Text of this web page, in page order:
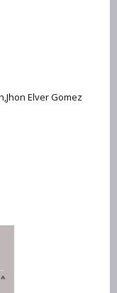
Elver Gomez